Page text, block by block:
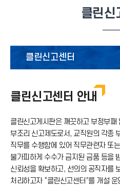
클린신
클린신고센터
공익신고
갑질행위신고
공공재정 부정청구 등 신고
클린신고센터 안내
클린신고게시판은 깨끗하고 부정부
부조리 신고제도로서, 교직원의 각종
직무를 수행함에 있어 직무관련자 또
불가피하게 수수가 금지된 금품 등을
신뢰성을 확보하고, 선의의 공직자를
처리하고자 “클린신고센터”를 개설